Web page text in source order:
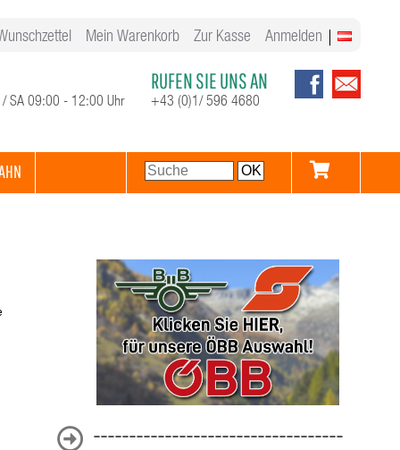
Mein Warenkorb Zur Kasse Anmelden
SA 09:00 - 12:00 Uhr
RUFEN SIE UNS AN
+43 (0)1/ 596 4680
-----------------------------------